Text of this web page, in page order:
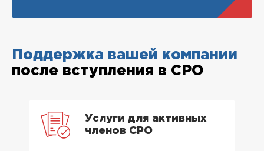
Поддержка вашей компании
после вступления в СРО
Услуги для активных
членов СРО